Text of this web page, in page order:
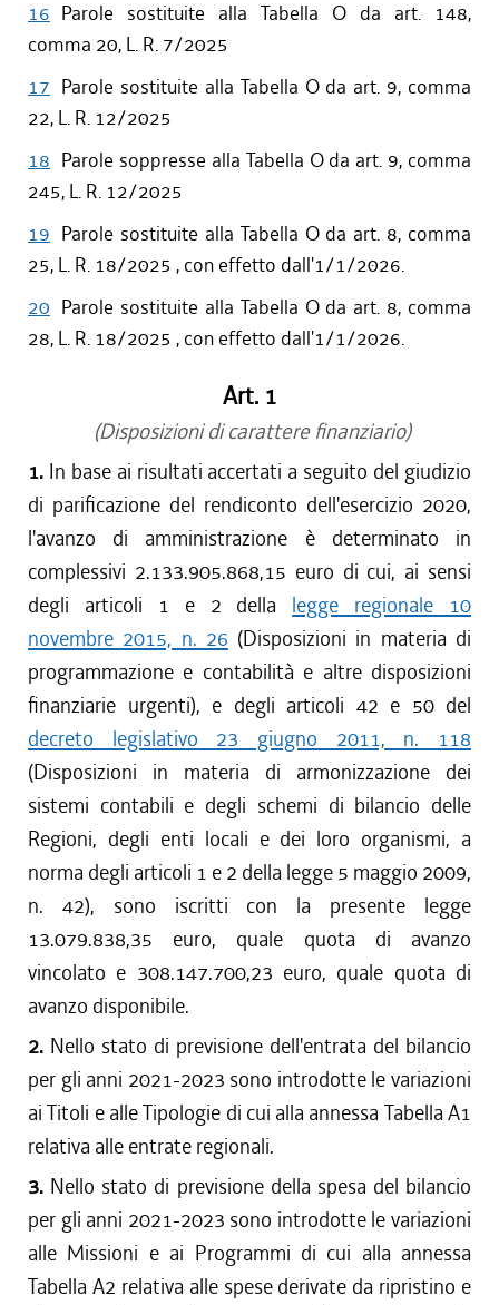
16 Parole sostituite alla Tabella O da art. 148,
comma 20, L. R. 7/2025
17 Parole sostituite alla Tabella O da art. 9, comma
22, L. R. 12/2025
18 Parole soppresse alla Tabella O da art. 9, comma
245, L. R. 12/2025
19 Parole sostituite alla Tabella O da art. 8, comma
25, L. R. 18/2025 , con effetto dall'1/1/2026.
20 Parole sostituite alla Tabella O da art. 8, comma
28, L. R. 18/2025 , con effetto dall'1/1/2026.
Art. 1
(Disposizioni di carattere finanziario)
1. In base ai risultati accertati a seguito del giudizio
di parificazione del rendiconto dell'esercizio 2020,
l'avanzo di amministrazione è determinato in
complessivi 2.133.905.868,15 euro di cui, ai sensi
degli articoli 1 e 2 della legge regionale 10
novembre 2015, n. 26 (Disposizioni in materia di
programmazione e contabilità e altre disposizioni
finanziarie urgenti), e degli articoli 42 e 50 del
decreto legislativo 23 giugno 2011, n. 118
(Disposizioni in materia di armonizzazione dei
sistemi contabili e degli schemi di bilancio delle
Regioni, degli enti locali e dei loro organismi, a
norma degli articoli 1 e 2 della legge 5 maggio 2009,
n. 42), sono iscritti con la presente legge
13.079.838,35 euro, quale quota di avanzo
vincolato e 308.147.700,23 euro, quale quota di
avanzo disponibile.
2. Nello stato di previsione dell'entrata del bilancio
per gli anni 2021-2023 sono introdotte le variazioni
ai Titoli e alle Tipologie di cui alla annessa Tabella A1
relativa alle entrate regionali.
3. Nello stato di previsione della spesa del bilancio
per gli anni 2021-2023 sono introdotte le variazioni
alle Missioni e ai Programmi di cui alla annessa
Tabella A2 relativa alle spese derivate da ripristino e